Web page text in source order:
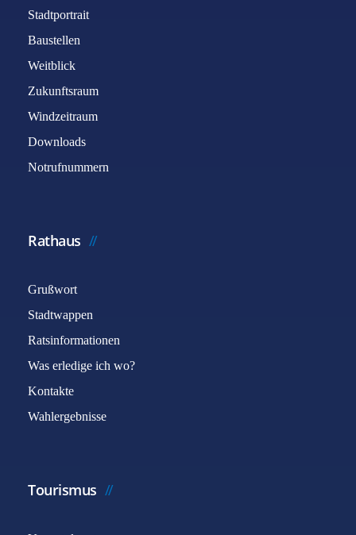
Stadtportrait
Baustellen
Weitblick
Zukunftsraum
Windzeitraum
Downloads
Notrufnummern
Rathaus
Grußwort
Stadtwappen
Ratsinformationen
Was erledige ich wo?
Kontakte
Wahlergebnisse
Tourismus